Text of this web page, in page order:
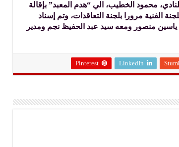
محمود الخطيب، الي “هدم المعبد” بإقالة
الفنية مرورا بلجنة التعاقدات، وتم إسناد
ياسين منصور ومعه سيد عبد الحفيظ نجم ومدير
LinkedIn
Pinterest